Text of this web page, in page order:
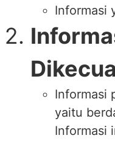
Informasi
Informasi
yaitu
Informasi